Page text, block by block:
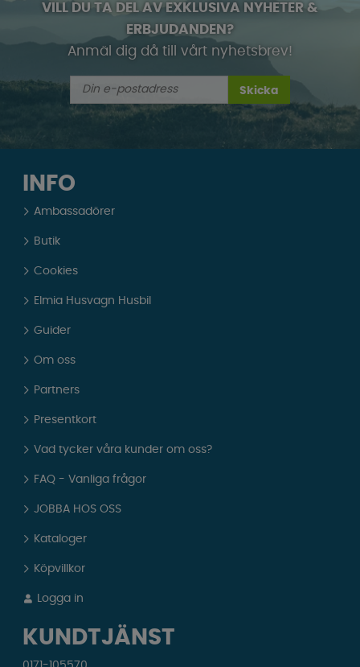
VILL DU TA DEL AV EXKLUSIVA NYHETER &
ERBJUDANDEN?
Anmäl dig då till vårt nyhetsbrev!
Skicka
INFO
Ambassadörer
Butik
Cookies
Elmia Husvagn Husbil
Guider
Om oss
Partners
Presentkort
Vad tycker våra kunder om oss?
FAQ - Vanliga frågor
JOBBA HOS OSS
Kataloger
Köpvillkor
Logga in
KUNDTJÄNST